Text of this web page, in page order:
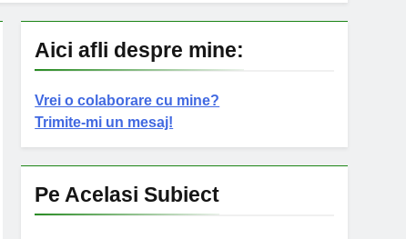
Aici afli despre mine:
Vrei o colaborare cu mine?
Trimite-mi un mesaj!
Pe Acelasi Subiect